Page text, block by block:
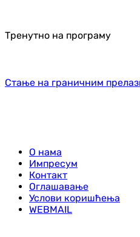
Тренутно на програму
Стање на граничним
О нама
Импресум
Контакт
Оглашавање
Услови коришћења
WEBMAIL